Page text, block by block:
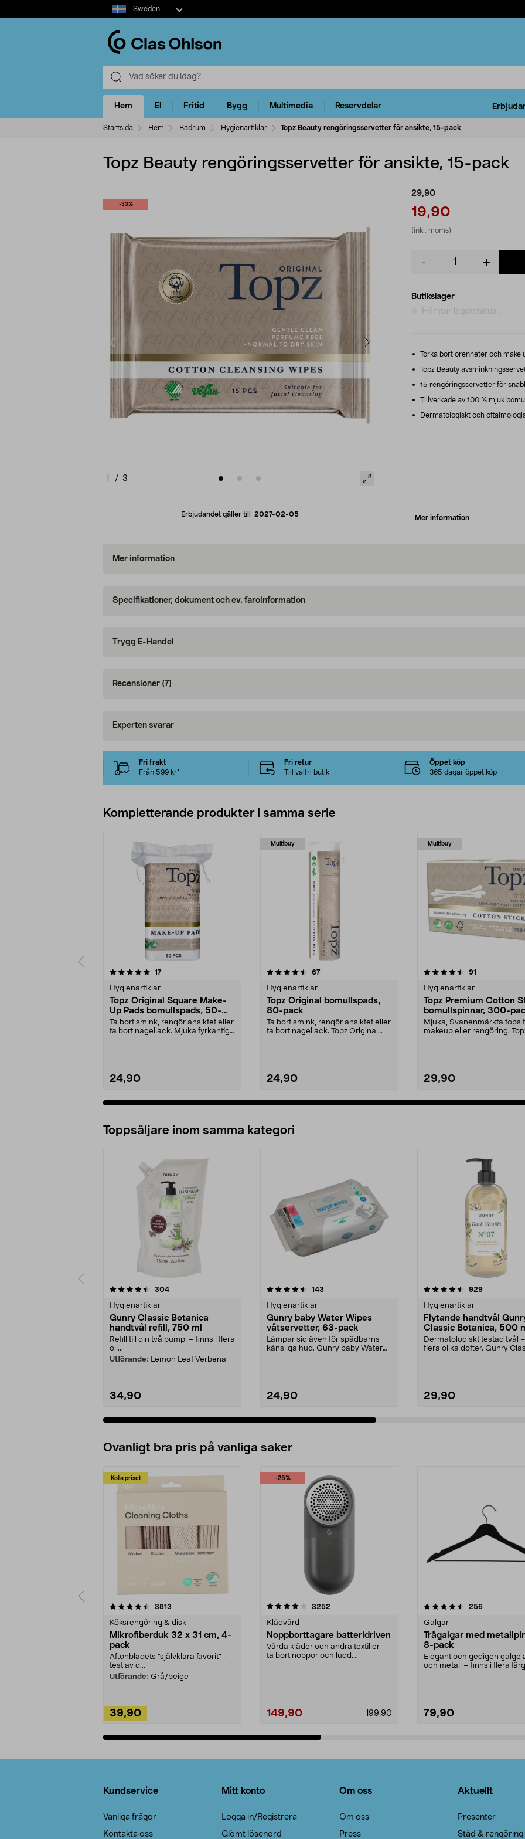
Select
market
Sweden
Hem El Fritid Bygg Multimedia Reservdelar
Startsida Hem Badrum Hygienartiklar Topz Beauty rengöringsservetter för ansikte, 15-pack
Topz Beauty rengöringsservetter för ansikte, 15-pack
-33%
1 / 3
Erbjudandet gäller till 2027-02-05
29,90
19,90
(inkl. moms)
Butikslager
Hämtar lagerstatus...
Torka bort orenheter och make
Topz Beauty
15 rengöringsservetter för
Tillverkade av 100 % mjuk
Dermatologiskt och
Mer information
Mer information
Specifikationer, dokument och ev. faroinformation
Trygg E-Handel
Recensioner (7)
Experten svarar
Fri frakt
Från 599 kr*
Fri retur
Till valfri butik
Öppet köp
365 dagar öppet köp
Kompletterande produkter i samma serie
17recensioner
Hygienartiklar
Topz Original Square Make-
Up Pads bomullspads, 50-
pack
Ta bort smink, rengör ansiktet eller
ta bort nagellack. Mjuka fyrkantiga
24,90
Multibuy
4.5av 5 stjärnor 67recensioner
Hygienartiklar
Topz Original bomullspads,
80-pack
Ta bort smink, rengör ansiktet eller
ta bort nagellack. Topz Original
24,90
Multibuy
4.5av 5 stjärnor 91
Hygienartiklar
Topz Premium Cotton
bomullspinnar, 300-
Mjuka, Svanenmärkta tops
makeup eller rengöring.
29,90
4.5av 5 stjärnor
Toppsäljare inom samma kategori
304recensioner
Hygienartiklar
Gunry Classic Botanica
handtvål refill, 750 ml
Refill till din tvålpump. – finns i flera
oli...
Utförande: Lemon Leaf Verbena
34,90
4.5 av 5 stjärnor 143
Hygienartiklar
Gunry baby Water Wipes
våtservetter, 63-pack
Lämpar sig även för spädbarns
känsliga hud. Gunry baby Water
24,90
4.5 av 5 stjärnor 929recensioner
Hygienartiklar
Flytande handtvål
Classic Botanica, 500
Dermatologiskt testad tvål
flera olika dofter. Gunry
29,90
4.5 av 5 stjärnor
Ovanligt bra pris på vanliga saker
Kolla priset
3813
Köksrengöring & disk
Mikrofiberduk 32 x 31 cm, 4-
pack
Aftonbladets "självklara favorit” i
test av d...
Utförande: Grå/beige
39,90
-25%
4.0av 5 stjärnor 3252
Klädvård
Noppborttagare batteridriven
Vårda kläder och andra textilier –
ta bort noppor och ludd.
199,90
149,90
4.5av 5 stjärnor 256recensioner
Galgar
Trägalgar med
8-pack
Elegant och gedigen galge
och metall – finns i flera
79,90
4.0av 5 stjärnor
Kundservice
Vanliga frågor
Kontakta oss
Mitt konto
Logga in/Registrera
Glömt lösenord
Om oss
Om oss
Press
Aktuellt
Presenter
Städ & rengöring